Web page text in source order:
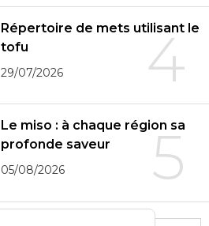
4
Répertoire de mets utilisant le
tofu
29/07/2026
5
Le miso : à chaque région sa
profonde saveur
05/08/2026